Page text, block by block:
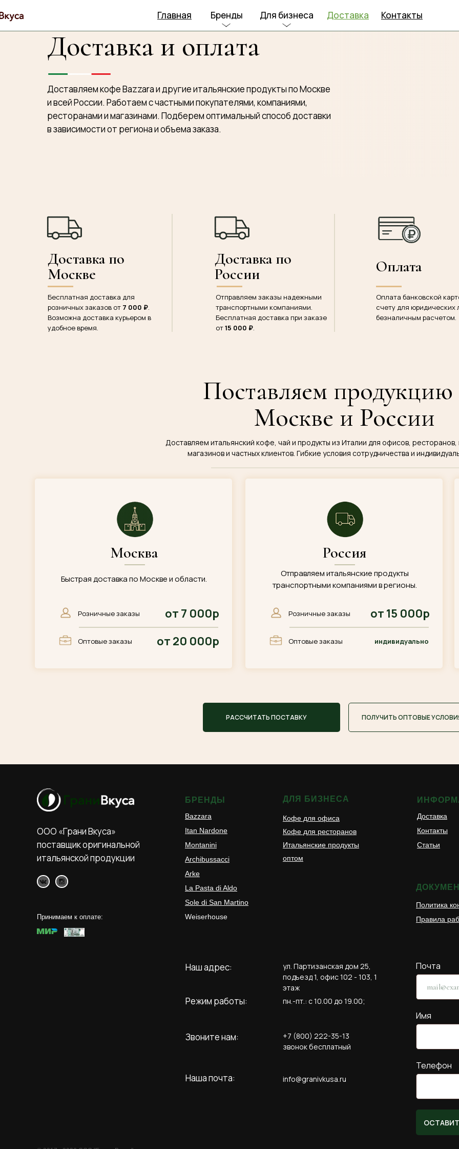
Контакты
Доставка
Для бизнеса
Бренды
Главная
Bazzara
Montanini
Archibussacci
Arkè
Доставка и оплата
Доставляем кофе Bazzara и другие итальянские продукты по Москве
и всей России. Работаем с частными покупателями, компаниями,
ресторанами и магазинами. Подберем оптимальный способ доставки
в зависимости от региона и объема заказа.
Доставка по
Москве
Бесплатная доставка для
розничных заказов от 7 000 ₽.
Возможна доставка курьером в
удобное время.
Отправляем заказы надежными
транспортными компаниями.
Бесплатная доставка при заказе
от15 000 ₽.
Оплата банковской
счету для юридических
безналичным расчетом.
Оплата
Доставка по
России
Поставляем
Москве и России
Доставляем итальянский кофе, чай и продукты из Италии для офисов,
магазинов и частных клиентов. Гибкие условия сотрудничества и
РАССЧИТАТЬ ПОСТАВКУ ПОЛУЧИТЬ ОПТОВЫЕ
Быстрая доставка по Москве и области.
Москва
Розничные заказы от 7 000р
Оптовые заказы от 20 000р
Отправляем итальянские продукты
транспортными компаниями в регионы.
Россия
Розничные заказы от 15 000р
Оптовые заказы индивидуально
БРЕНДЫ
Bazzara
Itan Nardone
Montanini
Archibussacci
Arke
La Pasta di Aldo
Sole di San Martino
Weiserhouse
ДЛЯ БИЗНЕСА
Кофе для офиса
Кофе для ресторанов
Итальянские продукты
оптом
Доставка
Контакты
Статьи
Политика
Правила
Принимаем к оплате:
ООО «Грани Вкуса»
поставщик оригинальной
итальянской продукции
Наш адрес:
Звоните нам:
info@granivkusa.ru
Режим работы: пн.-пт.: c 10.00 до 19.00;
ул. Партизанская дом 25,
подъезд 1, офис 102 - 103, 1
этаж
+7 (800) 222-35-13
звонок бесплатный
Наша почта:
Почта
Имя
Телефон